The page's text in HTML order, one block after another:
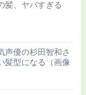
髪、ヤバすぎる
声優の杉田智和さ
髪型になる（画像